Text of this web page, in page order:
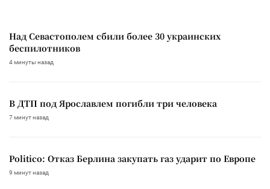
Над Севастополем сбили более 30 украинских
беспилотников
4 минуты назад
В ДТП под Ярославлем погибли три человека
7 минут назад
Politico: Отказ Берлина закупать газ ударит по Европе
9 минут назад